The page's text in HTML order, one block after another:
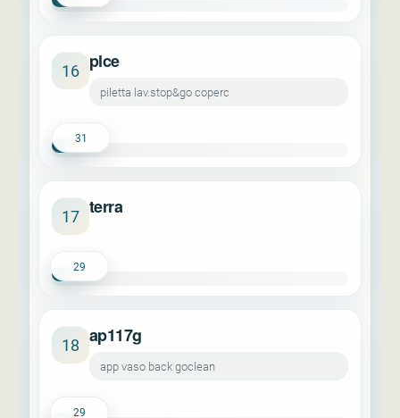
16 plce
piletta lav.stop&go coperc
31
17 terra
29
18 ap117g
app vaso back goclean
29